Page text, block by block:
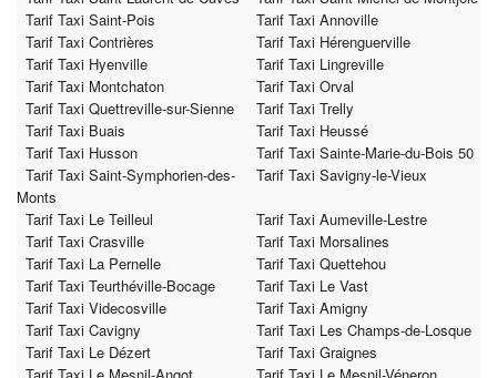
Tarif Taxi Saint-Pois
Tarif Taxi Annoville
Tarif Taxi Contrières
Tarif Taxi Hérenguerville
Tarif Taxi Hyenville
Tarif Taxi Lingreville
Tarif Taxi Montchaton
Tarif Taxi Orval
Tarif Taxi Quettreville-sur-Sienne
Tarif Taxi Trelly
Tarif Taxi Buais
Tarif Taxi Heussé
Tarif Taxi Husson
Tarif Taxi Sainte-Marie-du-Bois 50
Tarif Taxi Saint-Symphorien-des-
Monts
Tarif Taxi Savigny-le-Vieux
Tarif Taxi Le Teilleul
Tarif Taxi Aumeville-Lestre
Tarif Taxi Crasville
Tarif Taxi Morsalines
Tarif Taxi La Pernelle
Tarif Taxi Quettehou
Tarif Taxi Teurthéville-Bocage
Tarif Taxi Le Vast
Tarif Taxi Videcosville
Tarif Taxi Amigny
Tarif Taxi Cavigny
Tarif Taxi Les Champs-de-Losque
Tarif Taxi Le Dézert
Tarif Taxi Graignes